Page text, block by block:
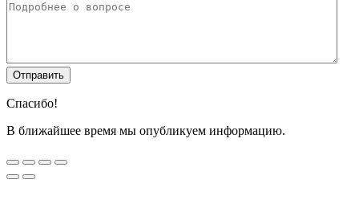
Спасибо!
В ближайшее время мы опубликуем информацию.